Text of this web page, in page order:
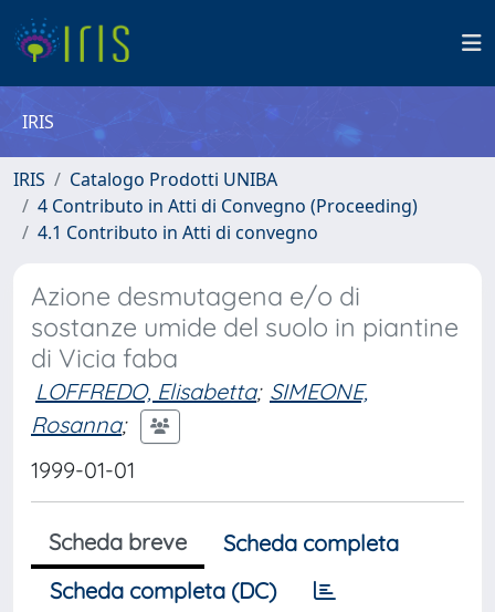
IRIS
IRIS
Catalogo Prodotti UNIBA
4 Contributo in Atti di Convegno (Proceeding)
4.1 Contributo in Atti di convegno
Azione desmutagena e/o di
sostanze umide del suolo in piantine
di Vicia faba
LOFFREDO, Elisabetta; SIMEONE,
Rosanna;
1999-01-01
Scheda breve
Scheda completa
Scheda completa (DC)